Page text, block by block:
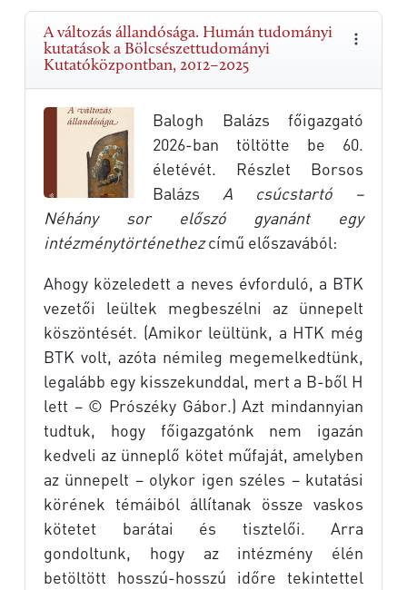
A változás állandósága. Humán tudományi
kutatások a Bölcsészettudományi
Kutatóközpontban, 2012–2025
Balogh Balázs főigazgató
2026-ban töltötte be 60.
életévét. Részlet Borsos
Balázs
A csúcstartó –
Néhány sor előszó gyanánt egy
intézménytörténethez című előszavából:
Ahogy közeledett a neves évforduló, a BTK
vezetői leültek megbeszélni az ünnepelt
köszöntését. (Amikor leültünk, a HTK még
BTK volt, azóta némileg megemelkedtünk,
legalább egy kisszekunddal, mert a B-ből H
lett – © Prószéky Gábor.) Azt mindannyian
tudtuk, hogy főigazgatónk nem igazán
kedveli az ünneplő kötet műfaját, amelyben
az ünnepelt – olykor igen széles – kutatási
körének témáiból állítanak össze vaskos
kötetet barátai és tisztelői. Arra
gondoltunk, hogy az intézmény élén
betöltött hosszú-hosszú időre tekintettel